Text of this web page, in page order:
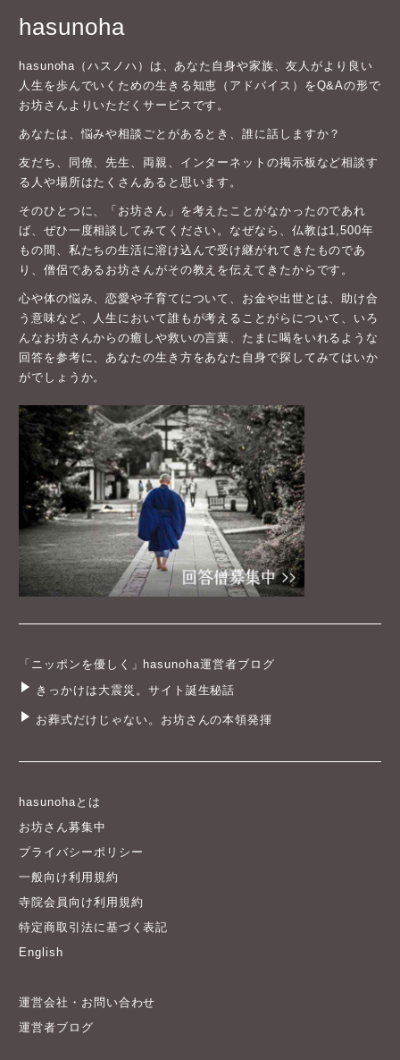
hasunoha
hasunoha（ハスノハ）は、あなた自身や家族、友人がより良い
人生を歩んでいくための生きる知恵（アドバイス）をQ&Aの形で
お坊さんよりいただくサービスです。
あなたは、悩みや相談ごとがあるとき、誰に話しますか？
友だち、同僚、先生、両親、インターネットの掲示板など相談す
る人や場所はたくさんあると思います。
そのひとつに、「お坊さん」を考えたことがなかったのであれ
ば、ぜひ一度相談してみてください。なぜなら、仏教は1,500年
もの間、私たちの生活に溶け込んで受け継がれてきたものであ
り、僧侶であるお坊さんがその教えを伝えてきたからです。
心や体の悩み、恋愛や子育てについて、お金や出世とは、助け合
う意味など、人生において誰もが考えることがらについて、いろ
んなお坊さんからの癒しや救いの言葉、たまに喝をいれるような
回答を参考に、あなたの生き方をあなた自身で探してみてはいか
がでしょうか。
「ニッポンを優しく」hasunoha運営者ブログ
きっかけは大震災。サイト誕生秘話
お葬式だけじゃない。お坊さんの本領発揮
hasunohaとは
お坊さん募集中
プライバシーポリシー
一般向け利用規約
寺院会員向け利用規約
特定商取引法に基づく表記
English
運営会社・お問い合わせ
運営者ブログ